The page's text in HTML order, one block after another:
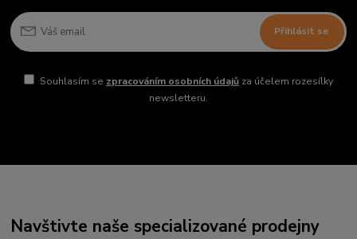
Přihlásit se
Souhlasím se zpracováním osobních údajůza účelem rozesílky
newsletteru.
Navštivte naše specializované prodejny